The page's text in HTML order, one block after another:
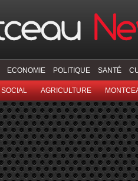
ECONOMIE POLITIQUE SANTÉ
SOCIAL AGRICULTURE